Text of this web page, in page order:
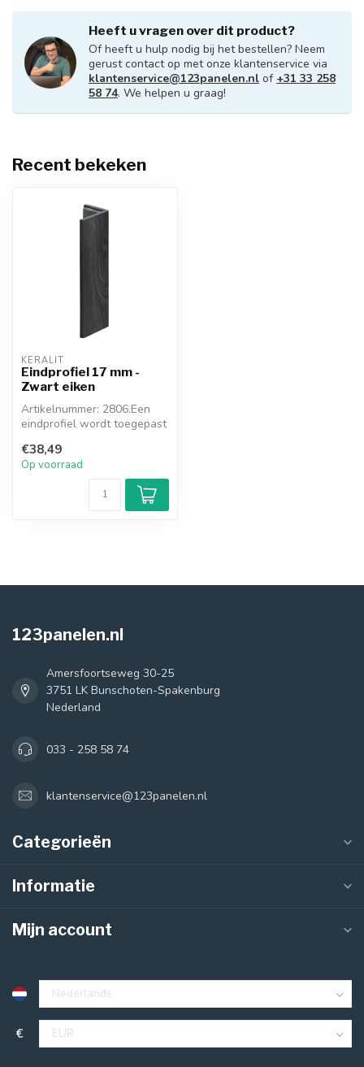
Heeft u vragen over dit product?
Of heeft u hulp nodig bij het bestellen? Neem
gerust contact op met onze klantenservice via
klantenservice@123panelen.nl of +31 33 258
58 74. We helpen u graag!
Recent bekeken
KERALIT
Eindprofiel 17 mm -
Zwart eiken
Artikelnummer: 2806.Een
eindprofiel wordt toegepast
€38,49
Op voorraad
123panelen.nl
Amersfoortseweg 30-25
3751 LK Bunschoten-Spakenburg
Nederland
033 - 258 58 74
klantenservice@123panelen.nl
Categorieën
Informatie
Mijn account
€